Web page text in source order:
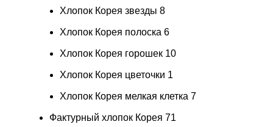
Хлопок Корея звезды 8
Хлопок Корея полоска 6
Хлопок Корея горошек 10
Хлопок Корея цветочки 1
Хлопок Корея мелкая клетка 7
Фактурный хлопок Корея 71